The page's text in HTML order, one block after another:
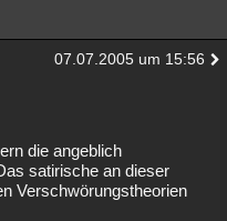
07.07.2005 um 15:56
die angeblich
satirische an dieser
Verschwörungstheorien